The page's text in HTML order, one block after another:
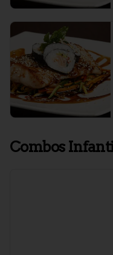
Combos